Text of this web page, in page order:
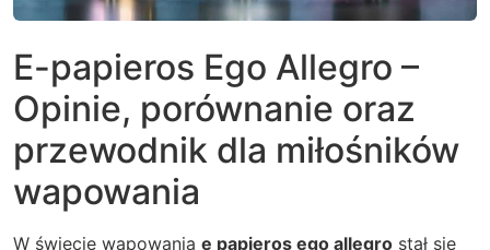
E-papieros Ego Allegro –
Opinie, porównanie oraz
przewodnik dla miłośników
wapowania
W świecie wapowania e papieros ego allegro stał się